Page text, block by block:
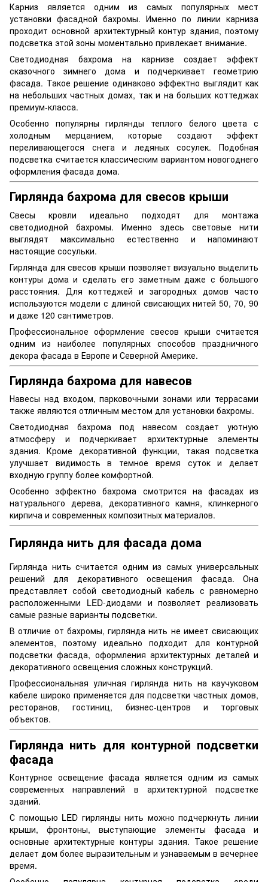
Карниз является одним из самых популярных мест
установки фасадной бахромы. Именно по линии карниза
проходит основной архитектурный контур здания, поэтому
подсветка этой зоны моментально привлекает внимание.
Светодиодная бахрома на карнизе создает эффект
сказочного зимнего дома и подчеркивает геометрию
фасада. Такое решение одинаково эффектно выглядит как
на небольших частных домах, так и на больших коттеджах
премиум-класса.
Особенно популярны гирлянды теплого белого цвета с
холодным мерцанием, которые создают эффект
переливающегося снега и ледяных сосулек. Подобная
подсветка считается классическим вариантом новогоднего
оформления фасада дома.
Гирлянда бахрома для свесов крыши
Свесы кровли идеально подходят для монтажа
светодиодной бахромы. Именно здесь световые нити
выглядят максимально естественно и напоминают
настоящие сосульки.
Гирлянда для свесов крыши позволяет визуально выделить
контуры дома и сделать его заметным даже с большого
расстояния. Для коттеджей и загородных домов часто
используются модели с длиной свисающих нитей 50, 70, 90
и даже 120 сантиметров.
Профессиональное оформление свесов крыши считается
одним из наиболее популярных способов праздничного
декора фасада в Европе и Северной Америке.
Гирлянда бахрома для навесов
Навесы над входом, парковочными зонами или террасами
также являются отличным местом для установки бахромы.
Светодиодная бахрома под навесом создает уютную
атмосферу и подчеркивает архитектурные элементы
здания. Кроме декоративной функции, такая подсветка
улучшает видимость в темное время суток и делает
входную группу более комфортной.
Особенно эффектно бахрома смотрится на фасадах из
натурального дерева, декоративного камня, клинкерного
кирпича и современных композитных материалов.
Гирлянда нить для фасада дома
Гирлянда нить считается одним из самых универсальных
решений для декоративного освещения фасада. Она
представляет собой светодиодный кабель с равномерно
расположенными LED-диодами и позволяет реализовать
самые разные варианты подсветки.
В отличие от бахромы, гирлянда нить не имеет свисающих
элементов, поэтому идеально подходит для контурной
подсветки фасада, оформления архитектурных деталей и
декоративного освещения сложных конструкций.
Профессиональная уличная гирлянда нить на каучуковом
кабеле широко применяется для подсветки частных домов,
ресторанов, гостиниц, бизнес-центров и торговых
объектов.
Гирлянда нить для контурной подсветки
фасада
Контурное освещение фасада является одним из самых
современных направлений в архитектурной подсветке
зданий.
С помощью LED гирлянды нить можно подчеркнуть линии
крыши, фронтоны, выступающие элементы фасада и
основные архитектурные контуры здания. Такое решение
делает дом более выразительным и узнаваемым в вечернее
время.